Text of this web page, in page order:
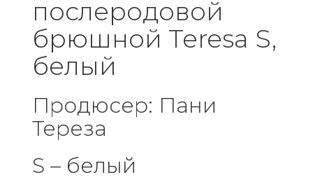
послеродовой
брюшной Teresa S,
белый
Продюсер: Пани
Тереза
S – белый